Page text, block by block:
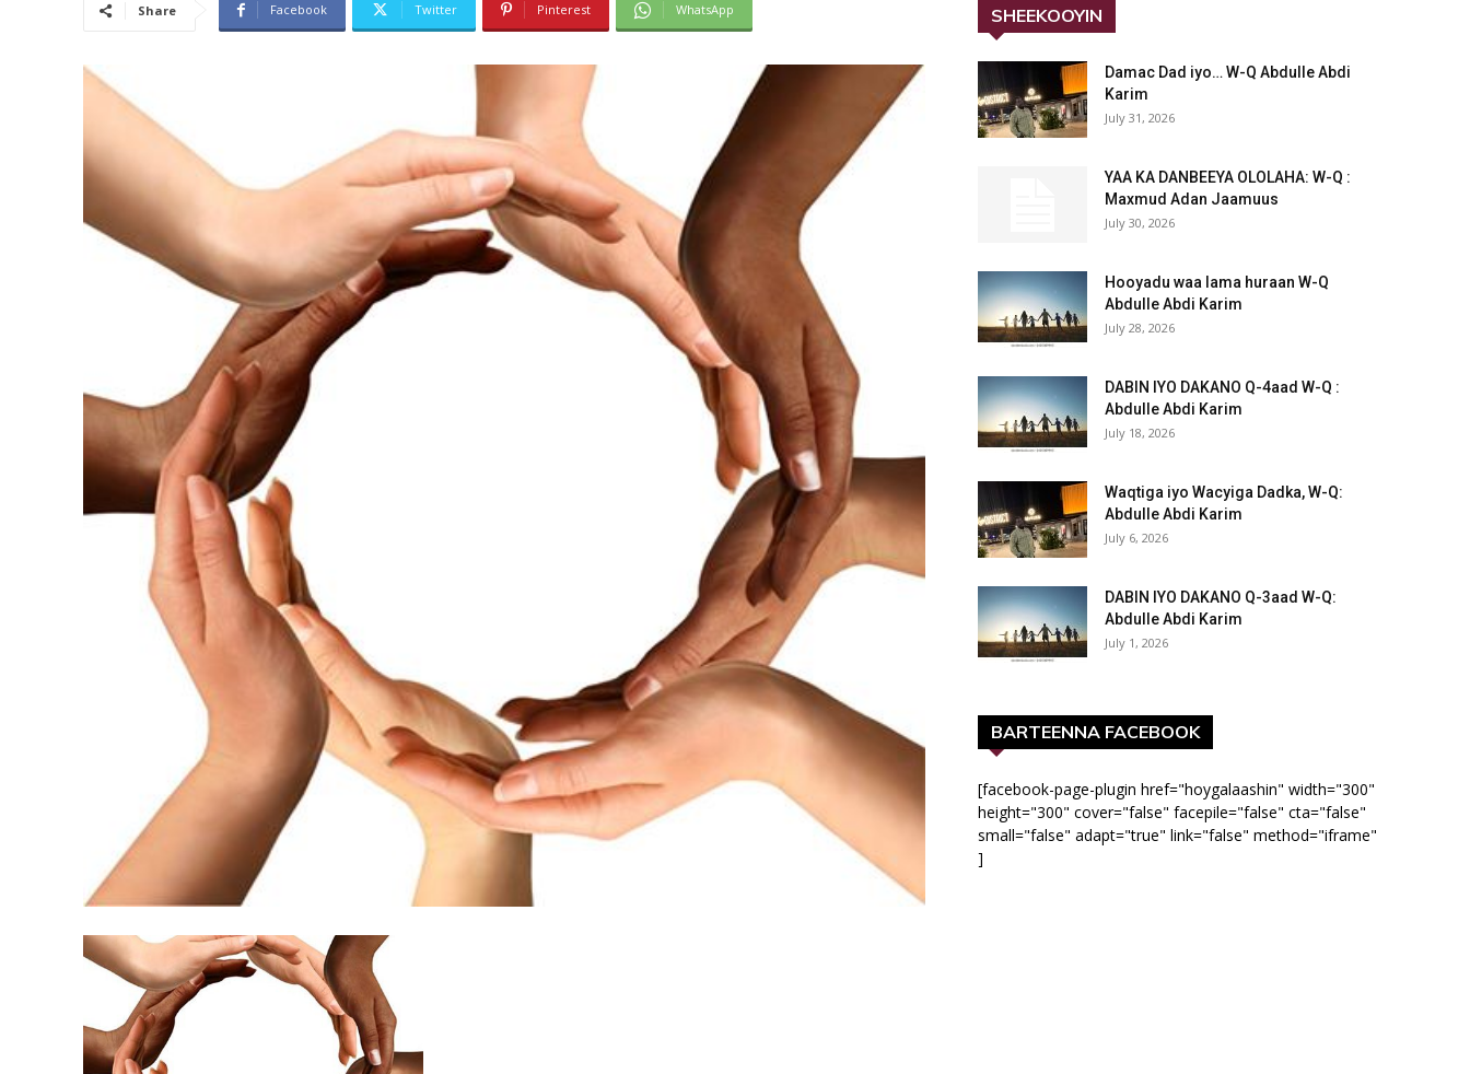
Share Facebook Twitter Pinterest WhatsApp SHEEKOOYIN
Damac Dad iyo… W-Q Abdulle Abdi
Karim
July 31, 2026
YAA KA DANBEEYA OLOLAHA: W-Q :
Maxmud Adan Jaamuus
July 30, 2026
Hooyadu waa lama huraan W-Q
Abdulle Abdi Karim
July 28, 2026
DABIN IYO DAKANO Q-4aad W-Q :
Abdulle Abdi Karim
July 18, 2026
Waqtiga iyo Wacyiga Dadka, W-Q:
Abdulle Abdi Karim
July 6, 2026
DABIN IYO DAKANO Q-3aad W-Q:
Abdulle Abdi Karim
July 1, 2026
BARTEENNA FACEBOOK
[facebook-page-plugin href="hoygalaashin" width="300"
height="300" cover="false" facepile="false" cta="false"
small="false" adapt="true" link="false" method="iframe"
]